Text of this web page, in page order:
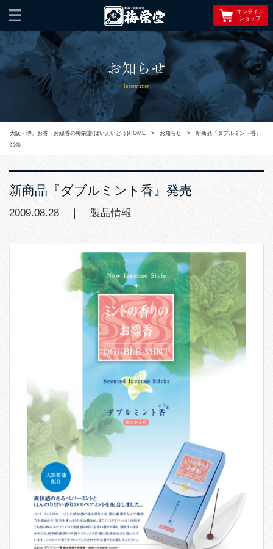
オンライン
ショップ
お知らせ
Information
大阪・堺、お香・お線香の梅栄堂(ばいえいどう)HOME > お知らせ >
新商品『ダブルミント香』
発売
新商品『ダブルミント香』発売
2009.08.28 ｜ 製品情報